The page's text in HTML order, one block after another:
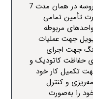
که به‌ندرت پیش می‌آید که این پروسه در همان مدت 7
تمامی
مربوطه
عملیات
اجرای
کاتودیکو
کار خود
و کنترل
به‌صورت